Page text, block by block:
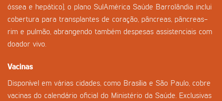
óssea e hepático), o plano SulAmérica Saúde Barrolândia inclui
cobertura para transplantes de coração, pâncreas, pâncreas-
rim e pulmão, abrangendo também despesas assistenciais com
doador vivo.
Vacinas
Disponível em várias cidades, como Brasília e São Paulo, cobre
vacinas do calendário oficial do Ministério da Saúde. Exclusivas